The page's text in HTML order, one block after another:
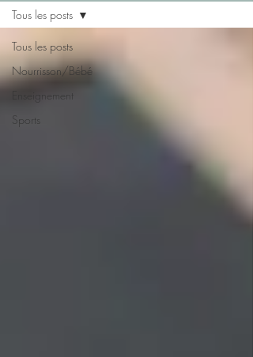
Tous les posts
Nourrisson/Bébé
Enseignement
Sports
Tous les posts